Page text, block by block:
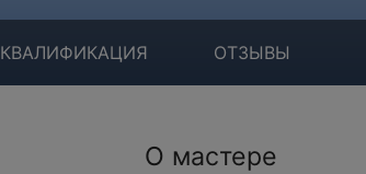
КВАЛИФИКАЦИЯ ОТЗЫВЫ
О мастере